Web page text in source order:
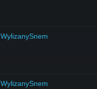
WylizanySnem
WylizanySnem